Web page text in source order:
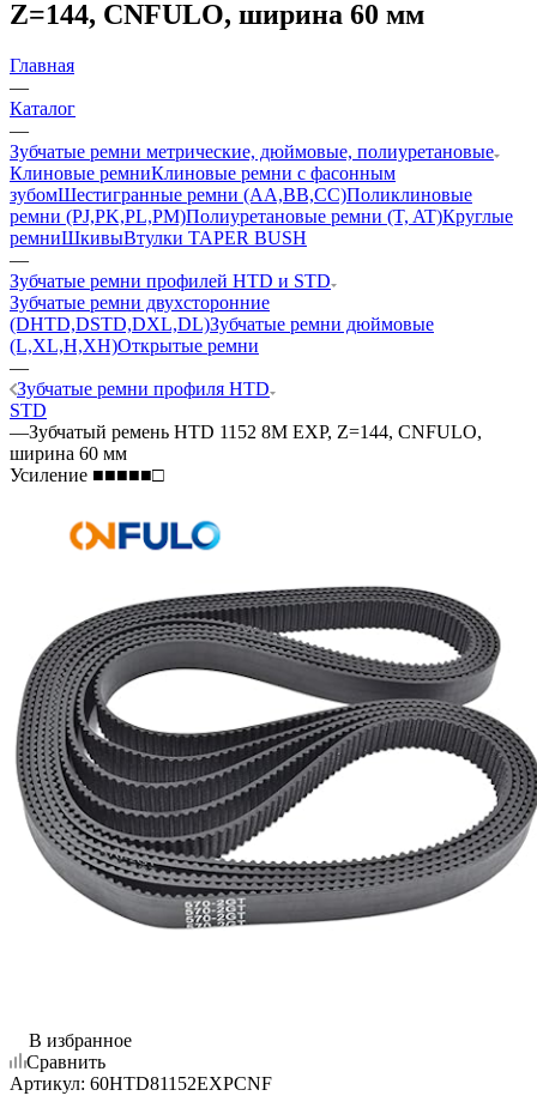
Z=144, CNFULO, ширина 60 мм
Главная
—
Каталог
—
Зубчатые ремни метрические, дюймовые, полиуретановые
Клиновые ремниКлиновые ремни с фасонным
зубомШестигранные ремни (AA,BB,CC)Поликлиновые
ремни (PJ,PK,PL,PM)Полиуретановые ремни (T, AT)Круглые
ремниШкивыВтулки TAPER BUSH
—
Зубчатые ремни профилей HTD и STD
Зубчатые ремни двухсторонние
(DHTD,DSTD,DXL,DL)Зубчатые ремни дюймовые
(L,XL,H,XH)Открытые ремни
—
Зубчатые ремни профиля HTD
STD
—Зубчатый ремень HTD 1152 8M EXP, Z=144, CNFULO,
ширина 60 мм
Усиление ■■■■■□
В избранное
Сравнить
Артикул: 60HTD81152EXPCNF